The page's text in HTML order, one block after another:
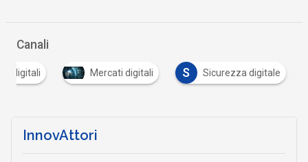
Canali
digitali Mercati digitali S Sicurezza digitale
InnovAttori